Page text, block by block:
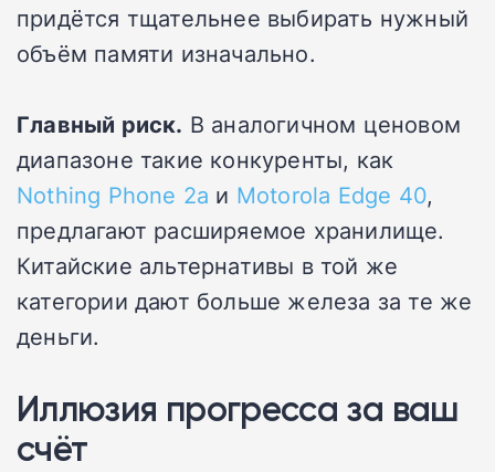
придётся тщательнее выбирать нужный
объём памяти изначально.
Главный риск. В аналогичном ценовом
диапазоне такие конкуренты, как
Nothing Phone 2a и Motorola Edge 40,
предлагают расширяемое хранилище.
Китайские альтернативы в той же
категории дают больше железа за те же
деньги.
Иллюзия прогресса за ваш
счёт